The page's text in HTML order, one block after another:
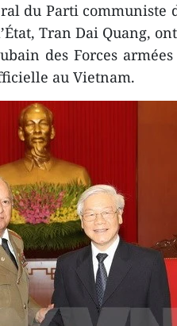
du Parti communiste
Tran Dai Quang,
des Forces
au Vietnam.